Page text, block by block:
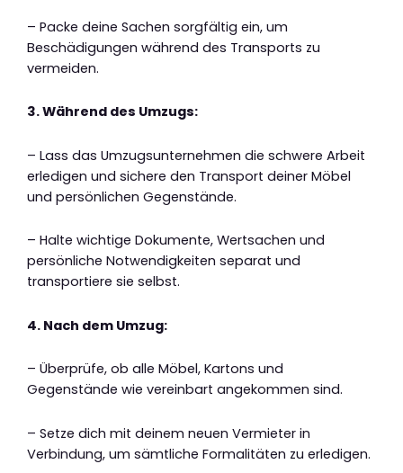
– Packe deine Sachen sorgfältig ein, um
Beschädigungen während des Transports zu
vermeiden.
3. Während des Umzugs:
– Lass das Umzugsunternehmen die schwere Arbeit
erledigen und sichere den Transport deiner Möbel
und persönlichen Gegenstände.
– Halte wichtige Dokumente, Wertsachen und
persönliche Notwendigkeiten separat und
transportiere sie selbst.
4. Nach dem Umzug:
– Überprüfe, ob alle Möbel, Kartons und
Gegenstände wie vereinbart angekommen sind.
– Setze dich mit deinem neuen Vermieter in
Verbindung, um sämtliche Formalitäten zu erledigen.